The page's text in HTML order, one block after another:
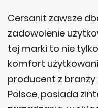
Cersanit zawsze
zadowolenie
tej marki to nie
komfort
producent z
Polsce, posiada